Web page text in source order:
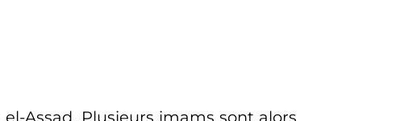
Assad. Plusieurs imams sont alors